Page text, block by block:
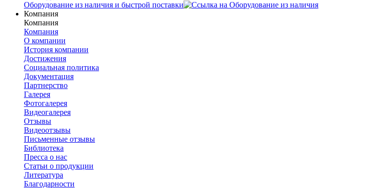
Оборудование из наличия и быстрой поставки
Компания
Компания
Компания
О компании
История компании
Достижения
Социальная политика
Документация
Партнерство
Галерея
Фотогалерея
Видеогалерея
Отзывы
Видеоотзывы
Письменные отзывы
Библиотека
Пресса о нас
Статьи о продукции
Литература
Благодарности